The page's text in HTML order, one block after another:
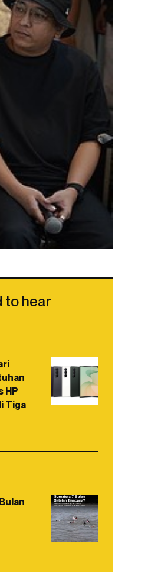
to hear
HP
Tiga